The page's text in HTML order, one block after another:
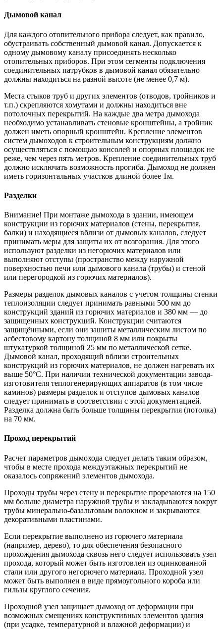
Дымовой канал
Для каждого отопительного прибора следует, как правило,
обустраивать собственный дымовой канал. Допускается к
одному дымовому каналу присоединять несколько
отопительных приборов. При этом сегменты подключения
соединительных патрубков в дымовой канал обязательно
должны находиться на разной высоте (не менее 0,7 м).
Места стыков труб и других элементов (отводов, тройников и
т.п.) скрепляются хомутами и должны находиться вне
потолочных перекрытий. На каждые два метра дымохода
необходимо устанавливать стеновые кронштейны, а тройник
должен иметь опорный кронштейн. Крепление элементов
систем дымоходов к строительным конструкциям должно
осуществляться с помощью консолей и опорных площадок не
реже, чем через пять метров. Крепление соединительных труб
должно исключать возможность прогиба. Дымоход не должен
иметь горизонтальных участков длиной более 1м.
Разделки
Внимание! При монтаже дымохода в здании, имеющем
конструкции из горючих материалов (стены, перекрытия,
балки) и находящиеся вблизи от дымовых каналов, следует
принимать меры для защиты их от возгорания. Для этого
используют разделки из негорючих материалов или
выполняют отступы (пространство между наружной
поверхностью печи или дымового канала (трубы) и стеной
или перегородкой из горючих материалов).
Размеры разделок дымовых каналов с учетом толщины стенки
теплоизоляции следует принимать равными 500 мм до
конструкций зданий из горючих материалов и 380 мм — до
защищенных конструкций. Конструкции считаются
защищёнными, если они зашиты металлическим листом по
асбестовому картону толщиной 8 мм или покрыты
штукатуркой толщиной 25 мм по металлической сетке.
Дымовой канал, проходящий вблизи строительных
конструкций из горючих материалов, не должен нагревать их
выше 50°С. При наличии технической документации завода-
изготовителя теплогенерирующих аппаратов (в том числе
каминов) размеры разделок и отступов дымовых каналов
следует принимать в соответствии с этой документацией.
Разделка должна быть больше толщины перекрытия (потолка)
на 70 мм.
Проход перекрытий
Расчет параметров дымохода следует делать таким образом,
чтобы в месте прохода междуэтажных перекрытий не
оказалось сопряжений элементов дымохода.
Проходы трубы через стену и перекрытие прорезаются на 150
мм больше диаметра наружной трубы и закладываются вокруг
трубы минерально-базальтовым волокном и закрываются
декоративными пластинами.
Если перекрытие выполнено из горючего материала
(например, дерево), то для обеспечения безопасного
прохождения дымохода сквозь него следует использовать узел
прохода, который может быть изготовлен из оцинкованной
стали или другого негорючего материала. Проходной узел
может быть выполнен в виде прямоугольного короба или
гильзы круглого сечения.
Проходной узел защищает дымоход от деформации при
возможных смещениях конструктивных элементов здания
(при усадке, температурной и влажной деформации) и